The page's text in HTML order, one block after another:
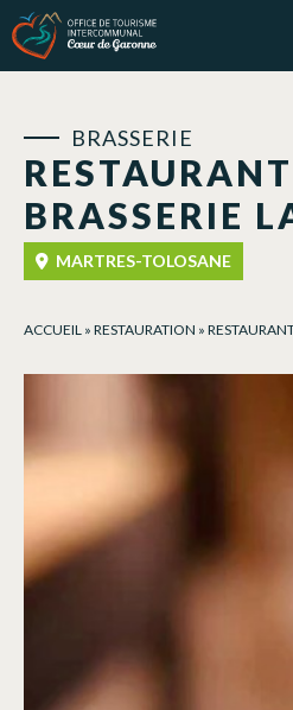
RESTAURANT
BRASSERIE
BRASSERIE
MARTRES-TOLOSANE
ACCUEIL » RESTAURATION »
Panneau de gestion des cookies